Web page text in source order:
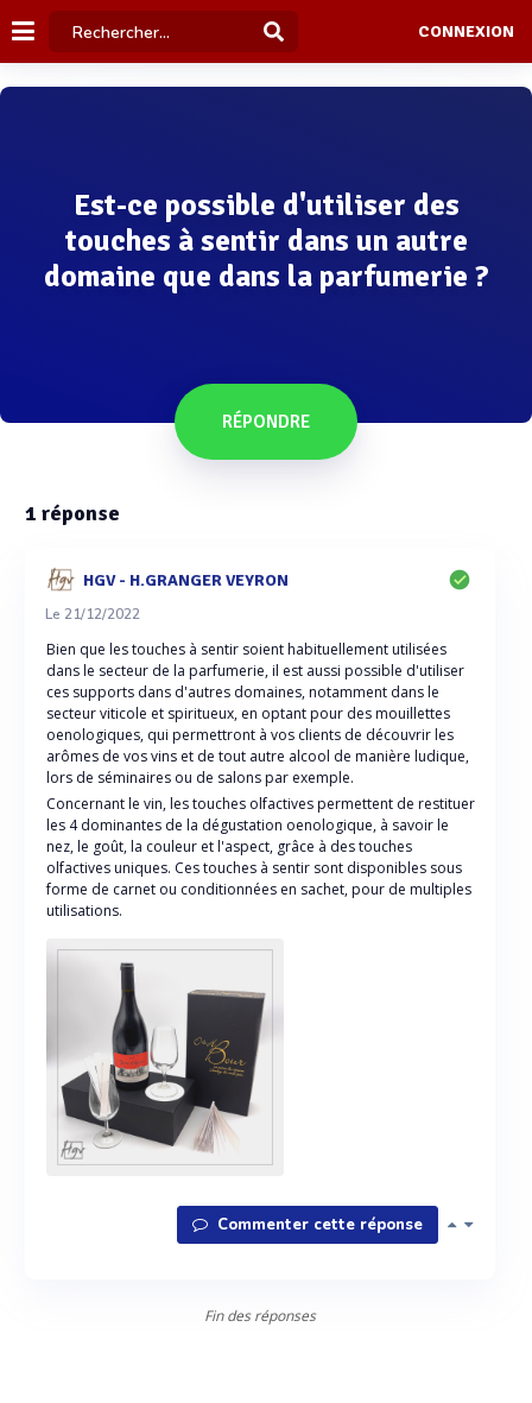
CONNEXION
Est-ce possible d'utiliser des
touches à sentir dans un autre
domaine que dans la parfumerie ?
RÉPONDRE
1 réponse
HGV - H.GRANGER VEYRON
Le 21/12/2022
Bien que les touches à sentir soient habituellement utilisées
dans le secteur de la parfumerie, il est aussi possible d'utiliser
ces supports dans d'autres domaines, notamment dans le
secteur viticole et spiritueux, en optant pour des mouillettes
oenologiques, qui permettront à vos clients de découvrir les
arômes de vos vins et de tout autre alcool de manière ludique,
lors de séminaires ou de salons par exemple.
Concernant le vin, les touches olfactives permettent de restituer
les 4 dominantes de la dégustation oenologique, à savoir le
nez, le goût, la couleur et l'aspect, grâce à des touches
olfactives uniques. Ces touches à sentir sont disponibles sous
forme de carnet ou conditionnées en sachet, pour de multiples
utilisations.
Commenter cette réponse
Fin des réponses